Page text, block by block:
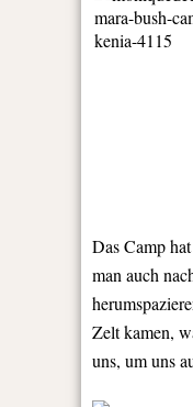
Das Camp hat
man auch
Zelt kamen,
uns, um uns